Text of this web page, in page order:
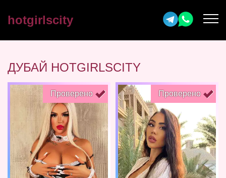
hotgirlscity
ДУБАЙ HOTGIRLSCITY
Проверено Проверено